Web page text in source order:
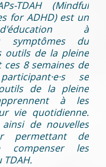
TDAH (Mindful
for ADHD) est un
à
symptômes du
outils de la pleine
ces 8 semaines de
se
de la pleine
à les
vie quotidienne.
ainsi de nouvelles
permettant de
les